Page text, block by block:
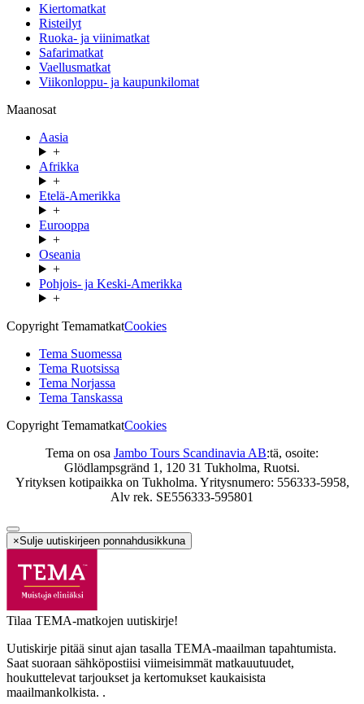
Kiertomatkat
Risteilyt
Ruoka- ja viinimatkat
Safarimatkat
Vaellusmatkat
Viikonloppu- ja kaupunkilomat
Maanosat
Aasia
+
Afrikka
+
Etelä-Amerikka
+
Eurooppa
+
Oseania
+
Pohjois- ja Keski-Amerikka
+
Copyright TemamatkatCookies
Tema Suomessa
Tema Ruotsissa
Tema Norjassa
Tema Tanskassa
Copyright TemamatkatCookies
Tema on osa Jambo Tours Scandinavia AB:tä, osoite:
Glödlampsgränd 1, 120 31 Tukholma, Ruotsi.
Yrityksen kotipaikka on Tukholma. Yritysnumero: 556333-5958,
Alv rek. SE556333-595801
×Sulje uutiskirjeen ponnahdusikkuna
Tilaa TEMA-matkojen uutiskirje!
Uutiskirje pitää sinut ajan tasalla TEMA-maailman tapahtumista.
Saat suoraan sähköpostiisi viimeisimmät matkauutuudet,
houkuttelevat tarjoukset ja kertomukset kaukaisista
maailmankolkista. .